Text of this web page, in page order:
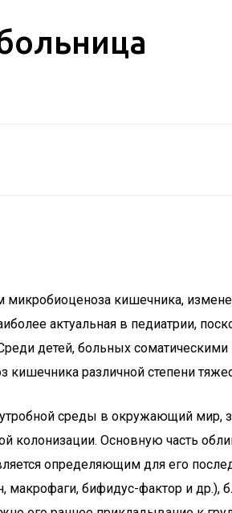
микробиоценоза кишечника,
актуальная в педиатрии,
детей, больных
различной степени
среды в окружающий
колонизации. Основную часть
определяющим для его
бифидус-фактор и